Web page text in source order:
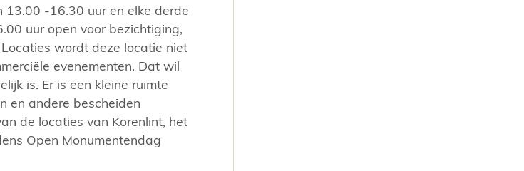
13.00 -16.30 uur en elke derde
uur open voor bezichtiging,
wordt deze locatie niet
evenementen. Dat wil
is. Er is een kleine ruimte
en andere bescheiden
de locaties van Korenlint, het
Open Monumentendag